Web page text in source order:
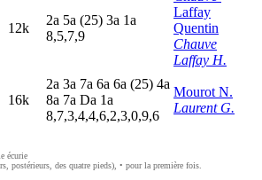
12k
2a 5a (25) 3a 1a
8,5,7,9
Laffay
Quentin
Chauve
Laffay H.
16k
2a 3a 7a 6a 6a (25) 4a
8a 7a Da 1a
8,7,3,4,4,6,2,3,0,9,6
Mourot N.
Laurent G.
écurie
postérieurs, des quatre pieds), • pour la première fois.